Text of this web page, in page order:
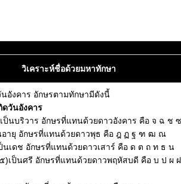
วิเคราะห์ชื่อด้วยมหาทักษา
นอังคาร อักษรตามทักษามีดังนี้
ดวันอังคาร
ป็นบริวาร อักษรที่แทนด้วยดาวอังคาร คือ จ ฉ ช
อายุ อักษรที่แทนด้วยดาวพุธ คือ ฎ ฏ ฐ ฑ ฒ ณ
นเดช อักษรที่แทนด้วยดาวเสาร์ คือ ด ต ถ ท ธ น
)เป็นศรี อักษรที่แทนด้วยดาวพฤหัสบดี คือ บ ป ผ